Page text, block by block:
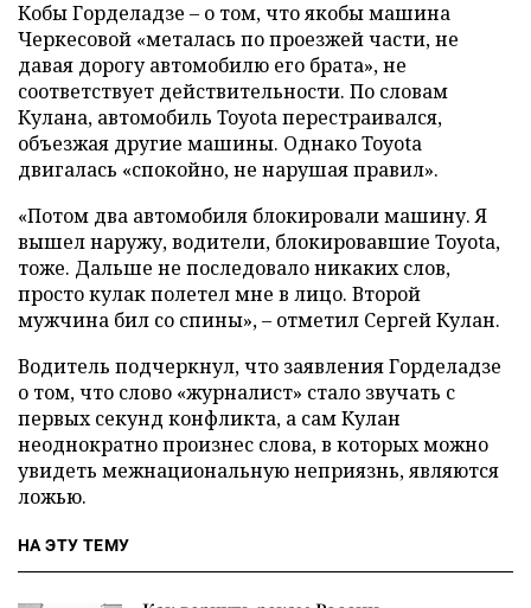
Кобы Горделадзе – о том, что якобы машина
Черкесовой «металась по проезжей части, не
давая дорогу автомобилю его брата», не
соответствует действительности. По словам
Кулана, автомобиль Toyota перестраивался,
объезжая другие машины. Однако Toyota
двигалась «спокойно, не нарушая правил».
«Потом два автомобиля блокировали машину. Я
вышел наружу, водители, блокировавшие Toyota,
тоже. Дальше не последовало никаких слов,
просто кулак полетел мне в лицо. Второй
мужчина бил со спины», – отметил Сергей Кулан.
Водитель подчеркнул, что заявления Горделадзе
о том, что слово «журналист» стало звучать с
первых секунд конфликта, а сам Кулан
неоднократно произнес слова, в которых можно
увидеть межнациональную неприязнь, являются
ложью.
НА ЭТУ ТЕМУ